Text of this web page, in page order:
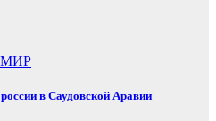
МИР
в Саудовской Аравии